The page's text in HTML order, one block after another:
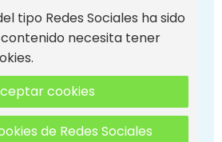
tipo Redes Sociales ha sido
necesita tener
cookies
de Redes Sociales